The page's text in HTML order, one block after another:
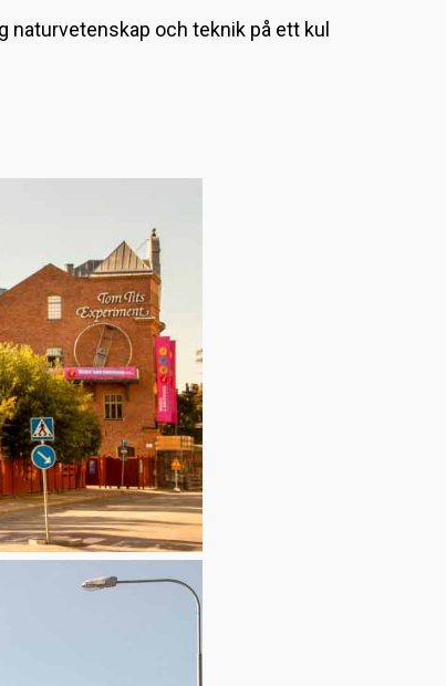
naturvetenskap och teknik på ett kul